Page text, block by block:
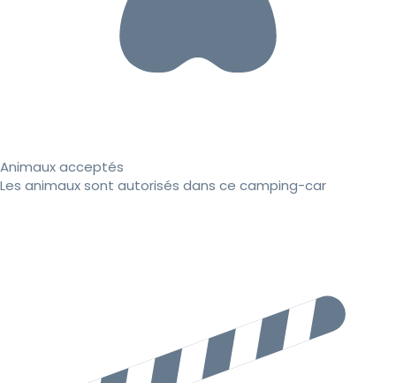
Animaux acceptés
Les animaux sont autorisés dans ce camping-car